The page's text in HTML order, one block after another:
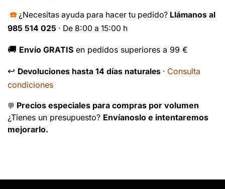
☎️ ¿Necesitas ayuda para hacer tu pedido? Llámanos al
985 514 025 · De 8:00 a 15:00 h
🚚 Envío GRATIS en pedidos superiores a 99 €
↩️ Devoluciones hasta 14 días naturales · Consulta
condiciones
💬 Precios especiales para compras por volumen
¿Tienes un presupuesto? Envíanoslo e intentaremos
mejorarlo.